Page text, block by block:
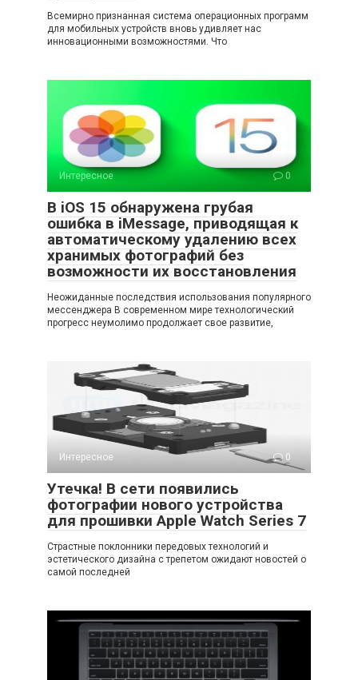
Всемирно признанная система операционных программ
для мобильных устройств вновь удивляет нас
инновационными возможностями. Что
Интересное 0
В iOS 15 обнаружена грубая
ошибка в iMessage, приводящая к
автоматическому удалению всех
хранимых фотографий без
возможности их восстановления
Неожиданные последствия использования популярного
мессенджера В современном мире технологический
прогресс неумолимо продолжает свое развитие,
Интересное 0
Утечка! В сети появились
фотографии нового устройства
для прошивки Apple Watch Series 7
Страстные поклонники передовых технологий и
эстетического дизайна с трепетом ожидают новостей о
самой последней